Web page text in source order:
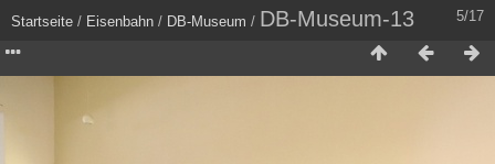
5/17
Startseite / Eisenbahn / DB-Museum / DB-Museum-13